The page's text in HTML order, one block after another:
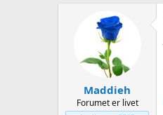
Maddieh
Forumet er livet